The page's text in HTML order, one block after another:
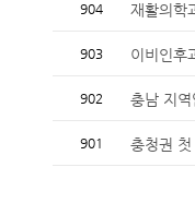
904 재활의학
903 이비인후
902 충남 지
901 충청권 첫